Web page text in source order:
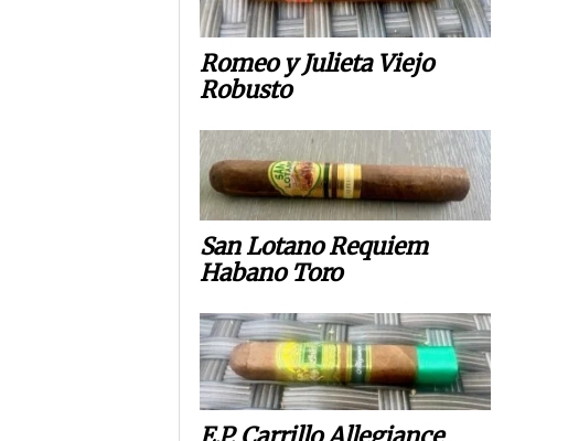
Romeo y Julieta Viejo
Robusto
San Lotano Requiem
Habano Toro